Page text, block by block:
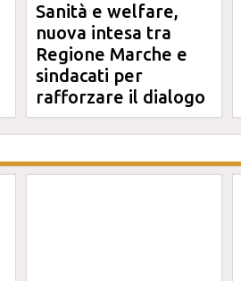
Sanità e welfare,
nuova intesa tra
Regione Marche e
sindacati per
rafforzare il dialogo